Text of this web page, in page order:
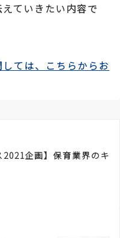
ていきたい内容で
ては、こちらからお
2021企画】保育業界のキ